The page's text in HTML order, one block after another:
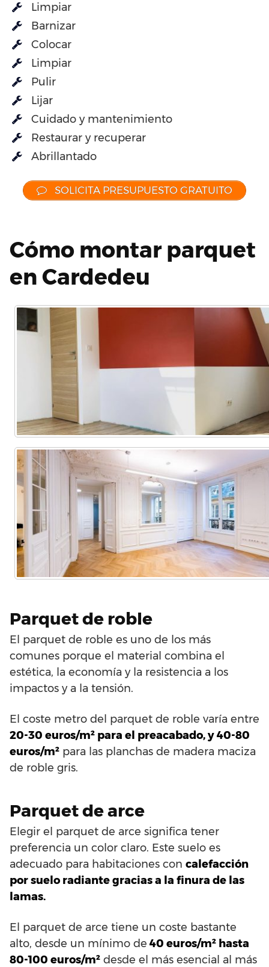
Limpiar
Barnizar
Colocar
Limpiar
Pulir
Lijar
Cuidado y mantenimiento
Restaurar y recuperar
Abrillantado
SOLICITA PRESUPUESTO GRATUITO
Cómo montar parquet
en Cardedeu
Parquet de roble
El parquet de roble es uno de los más
comunes porque el material combina el
estética, la economía y la resistencia a los
impactos y a la tensión.
El coste metro del parquet de roble varía entre
20-30 euros/m² para el preacabado, y 40-80
euros/m² para las planchas de madera maciza
de roble gris.
Parquet de arce
Elegir el parquet de arce significa tener
preferencia un color claro. Este suelo es
adecuado para habitaciones con calefacción
por suelo radiante gracias a la finura de las
lamas.
El parquet de arce tiene un coste bastante
alto, desde un mínimo de 40 euros/m² hasta
80-100 euros/m² desde el más esencial al más